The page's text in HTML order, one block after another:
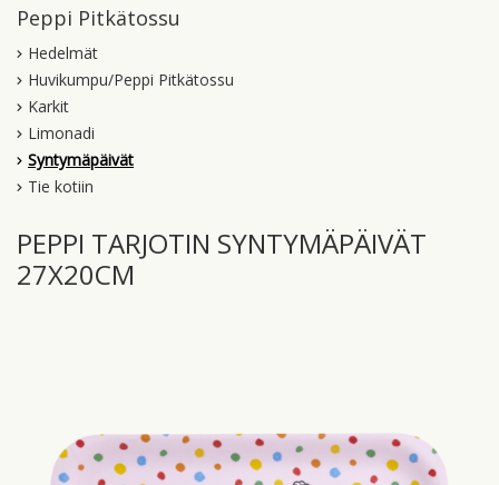
Peppi Pitkätossu
Hedelmät
Huvikumpu/Peppi Pitkätossu
Karkit
Limonadi
Syntymäpäivät
Tie kotiin
PEPPI TARJOTIN SYNTYMÄPÄIVÄT
27X20CM